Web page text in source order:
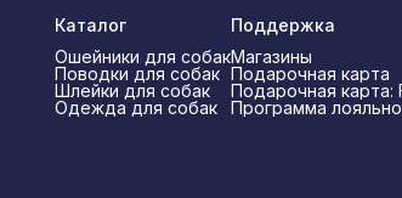
Каталог
Ошейники для собак
Поводки для собак
Шлейки для собак
Одежда для собак
Поддержка
Магазины
Подарочная карта
Подарочная карта:
Программа